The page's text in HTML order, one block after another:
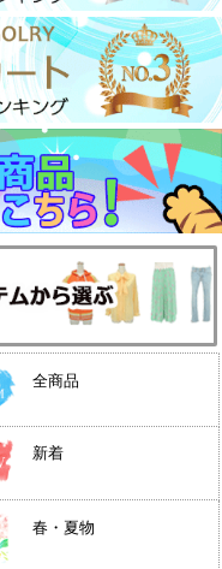
全商品
新着
春・夏物